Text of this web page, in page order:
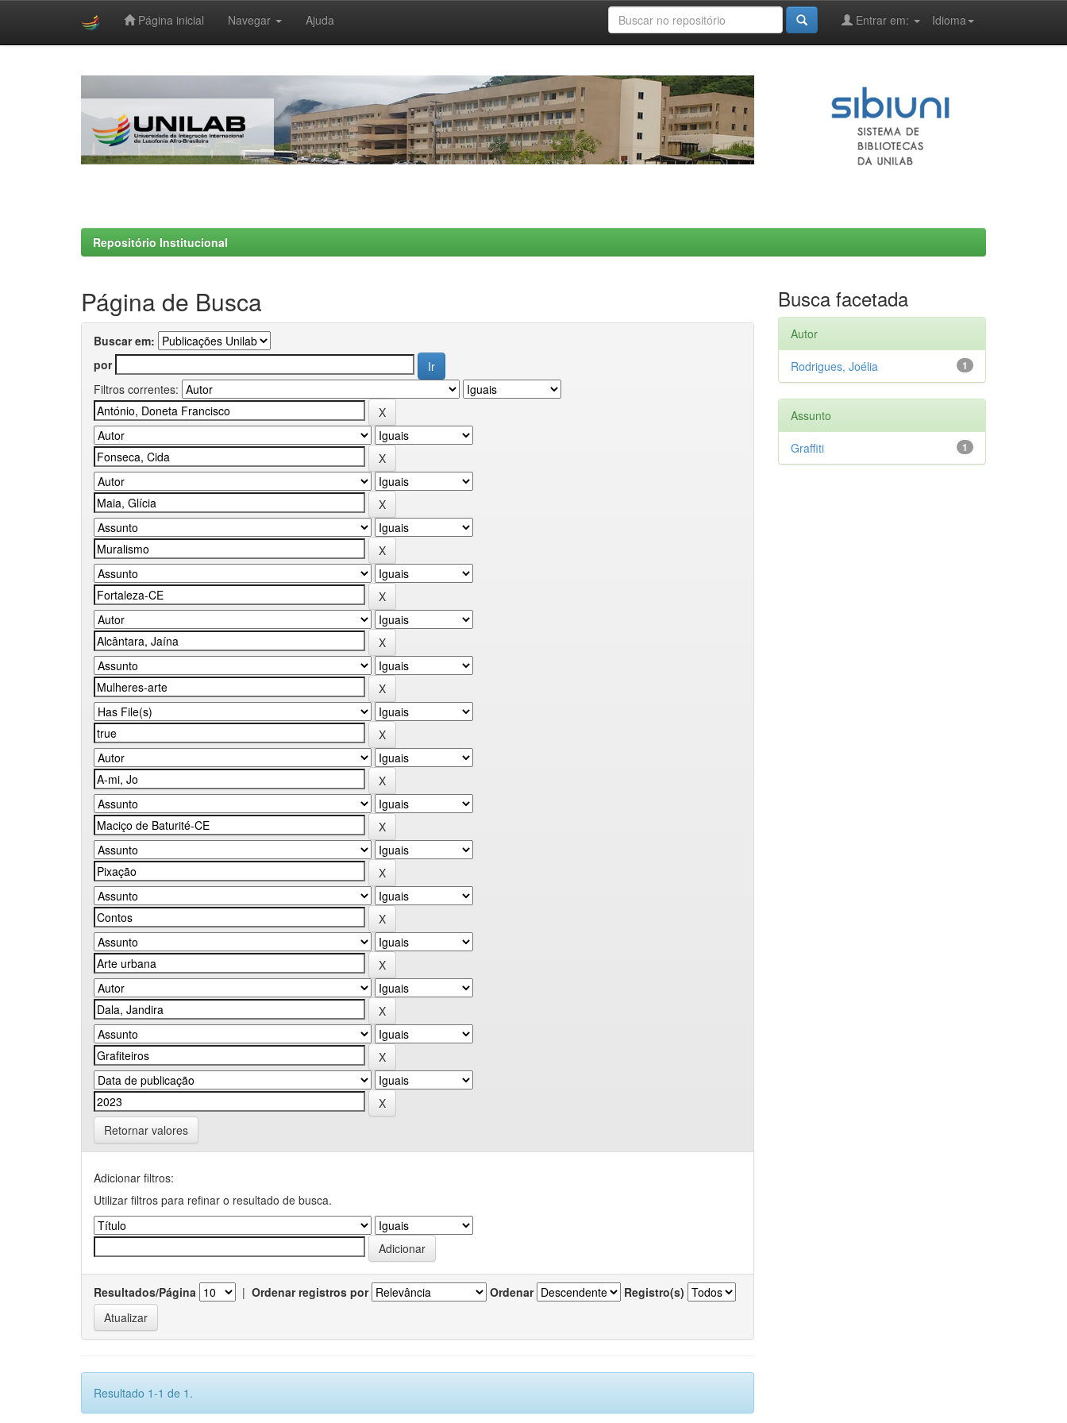
Página inicial Navegar Ajuda Idioma
Entrar em:
Repositório Institucional
Página de Busca
Buscar em:
por
Filtros correntes:
Retornar valores
Adicionar filtros:
Utilizar filtros para refinar o resultado de busca.
Resultados/Página | Ordenar registros por Ordenar Registro(s)
Resultado 1-1 de 1.
Busca facetada
Autor
1
Rodrigues, Joélia
Assunto
1
Graffiti